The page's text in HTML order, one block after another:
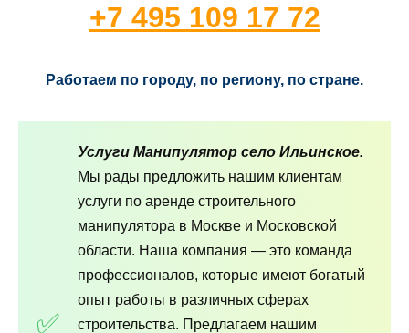
+7 495 109 17 72
Работаем по городу, по региону, по стране.
Услуги Манипулятор село Ильинское.
Мы рады предложить нашим клиентам
услуги по аренде строительного
манипулятора в Москве и Московской
области. Наша компания — это команда
профессионалов, которые имеют богатый
опыт работы в различных сферах
строительства. Предлагаем нашим